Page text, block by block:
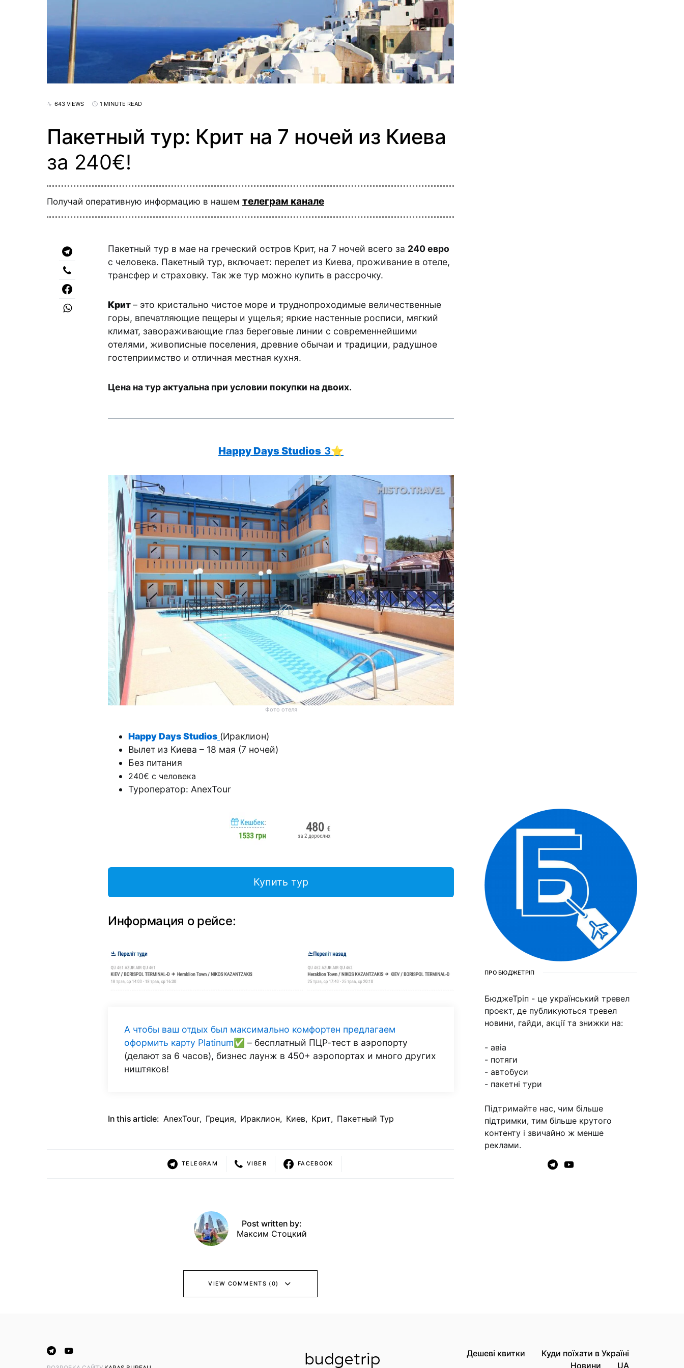
643 VIEWS 1 MINUTE READ
Пакетный тур: Крит на 7 ночей из Киева
за 240€!
Получай оперативную информацию в нашем телеграм канале
Пакетный тур в мае на греческий остров Крит, на 7 ночей всего за 240 евро
с человека. Пакетный тур, включает: перелет из Киева, проживание в отеле,
трансфер и страховку. Так же тур можно купить в рассрочку.
Крит– это кристально чистое море и труднопроходимые величественные
горы, впечатляющие пещеры и ущелья; яркие настенные росписи, мягкий
климат, завораживающие глаз береговые линии с современнейшими
отелями, живописные поселения, древние обычаи и традиции, радушное
гостеприимство и отличная местная кухня.
Цена на тур актуальна при условии покупки на двоих.
Happy Days Studios 3⭐️
Фото отеля
Happy Days Studios (Ираклион)
Вылет из Киева – 18 мая (7 ночей)
Без питания
240€ с человека
Туроператор: AnexTour
Купить тур
Информация о рейсе:
А чтобы ваш отдых был максимально комфортен предлагаем
оформить карту Platinum✅ – бесплатный ПЦР-тест в аэропорту
(делают за 6 часов), бизнес лаунж в 450+ аэропортах и много других
ништяков!
In this article: AnexTour, Греция, Ираклион, Киев, Крит, Пакетный Тур
TELEGRAM VIBER FACEBOOK
Post written by:
Максим Стоцкий
VIEW COMMENTS (0)
ПРО БЮДЖЕТРІП
БюджеТріп - це український тревел
проєкт, де публикуються тревел
новини, гайди, акції та знижки на:
- авіа
- потяги
- автобуси
- пакетні тури
Підтримайте нас, чим більше
підтримки, тим більше крутого
контенту і звичайно ж менше
реклами.
Дешеві квитки
Куди поїхати в Україні
Новини
UA